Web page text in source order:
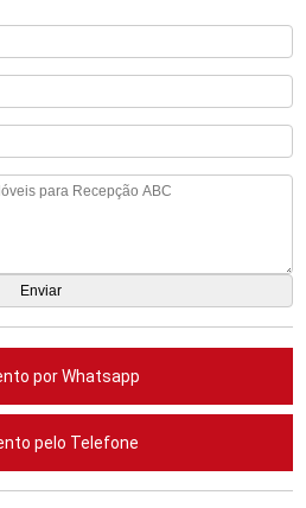
por Whatsapp
pelo Telefone